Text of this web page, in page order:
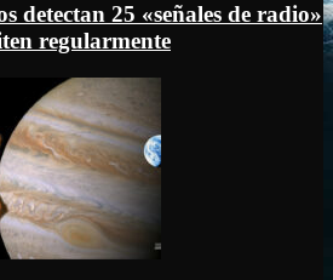
detectan 25 «señales de radio»
regularmente